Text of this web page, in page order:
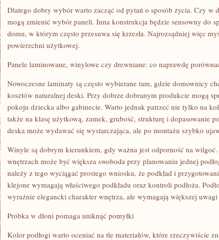
Dlatego dobry wybór warto zacząć od pytań o sposób życia. Czy w
mogą zmienić wybór paneli. Inna konstrukcja będzie sensowny do
domu, w którym często przesuwa się krzesła. Najrozsądniej więc
powierzchni użytkowej.
Panele laminowane, winylowe czy drewniane: co naprawdę
Nowoczesne laminaty są często wybierane tam, gdzie domownicy
kosztów naturalnej deski. Przy dobrze dobranym produkcie mogą
pokoju dziecka albo gabinecie. Warto jednak patrzeć nie tylko na
także na klasę użytkową, zamek, grubość, strukturę i dopasowanie
deska może wydawać się wystarczająca, ale po montażu szybko
Winyle są dobrym kierunkiem, gdy ważna jest odporność na
wnętrzach może być większa swoboda przy planowaniu jednej
należy z tego wyciągać prostego wniosku, że podkład i
klejone wymagają właściwego podkładu oraz kontroli podłoża.
wyraźnie elegancki charakter wnętrza, ale wymagają większej
Próbka w dłoni pomaga uniknąć pomyłki
Kolor podłogi warto oceniać na tle materiałów, które rzeczywiście